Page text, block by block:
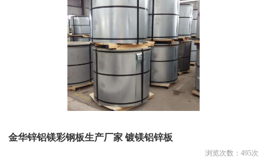
金华锌铝镁彩钢板生产厂家 镀镁铝锌板
浏览次数： 495次